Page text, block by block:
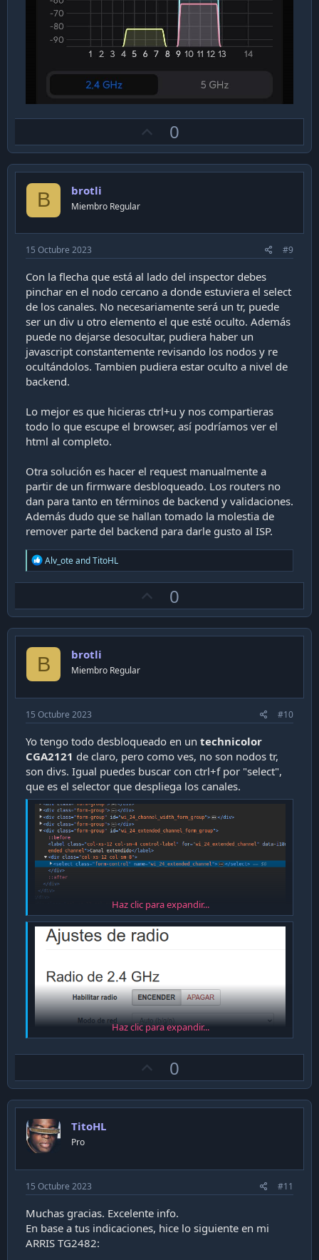
p
v
0
B brotli
Miembro Regular
15 Octubre 2023 #9
Con la flecha que está al lado del inspector debes
pinchar en el nodo cercano a donde estuviera el select
de los canales. No necesariamente será un tr, puede
ser un div u otro elemento el que esté oculto. Además
puede no dejarse desocultar, pudiera haber un
javascript constantemente revisando los nodos y re
ocultándolos. Tambien pudiera estar oculto a nivel de
backend.
Lo mejor es que hicieras ctrl+u y nos compartieras
todo lo que escupe el browser, así podríamos ver el
html al completo.
Otra solución es hacer el request manualmente a
partir de un firmware desbloqueado. Los routers no
dan para tanto en términos de backend y validaciones.
Además dudo que se hallan tomado la molestia de
remover parte del backend para darle gusto al ISP.
R
e
a
i
o
n
s
:
Alv_oteandTitoHL
p
v
0
B brotli
Miembro Regular
15 Octubre 2023 #10
Yo tengo todo desbloqueado en un technicolor
CGA2121 de claro, pero como ves, no son nodos tr,
son divs. Igual puedes buscar con ctrl+f por "select",
que es el selector que despliega los canales.
Haz clic para expandir...
Haz clic para expandir...
p
v
0
TitoHL
Pro
15 Octubre 2023 #11
Muchas gracias. Excelente info.
En base a tus indicaciones, hice lo siguiente en mi
ARRIS TG2482: